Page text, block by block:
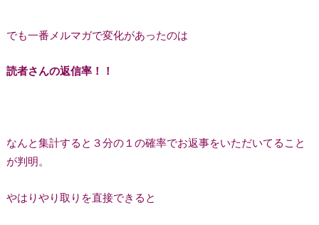
でも一番メルマガで変化があったのは
読者さんの返信率！！
なんと集計すると３分の１の確率でお返事をいただいてること
が判明。
やはりやり取りを直接できると